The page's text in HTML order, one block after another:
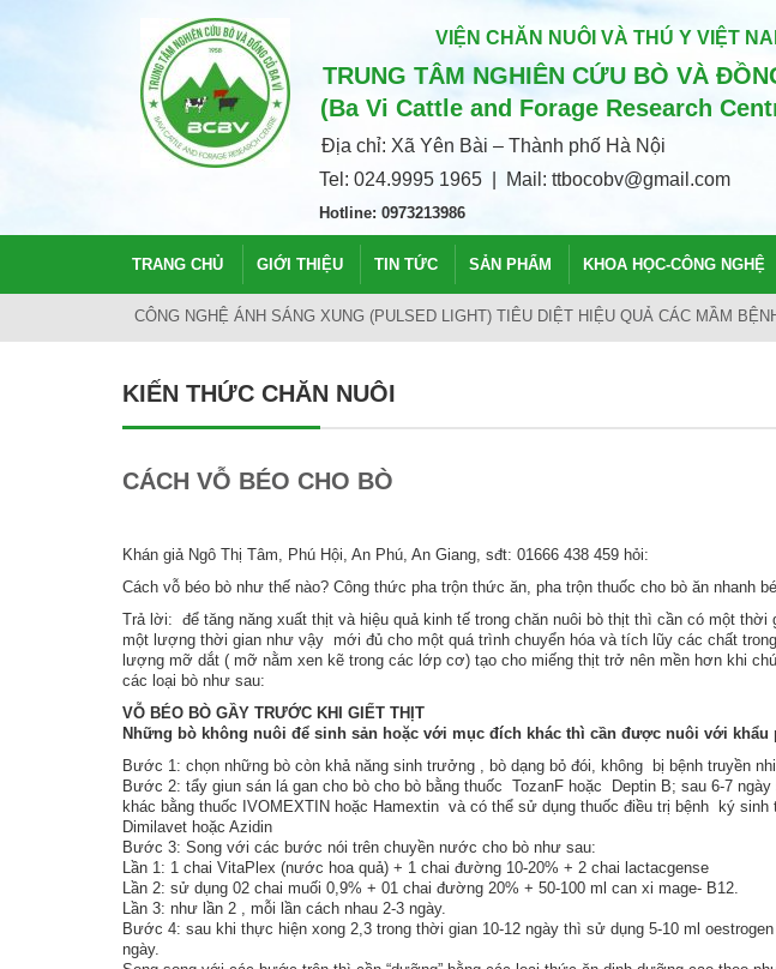
VIỆN CHĂN NUÔI VÀ THÚ Y VIỆT
TRUNG TÂM NGHIÊN CỨU BÒ VÀ
(Ba Vi Cattle and Forage Research
Địa chỉ: Xã Yên Bài – Thành phố Hà Nội
Tel: 024.9995 1965 | Mail: ttbocobv@gmail.com
Hotline: 0973213986
TRANG CHỦ GIỚI THIỆU TIN TỨC SẢN PHẨM KHOA HỌC-CÔNG NGHỆ
HÀ NỘI: CHO ĐÀN BÒ WAGYU UỐNG BIA, MASSAGE, LÀM RA THỨ THỊT BÒ DÁT
KIẾN THỨC CHĂN NUÔI
CÁCH VỖ BÉO CHO BÒ
Khán giả Ngô Thị Tâm, Phú Hội, An Phú, An Giang, sđt: 01666 438 459 hỏi:
Cách vỗ béo bò như thế nào? Công thức pha trộn thức ăn, pha trộn thuốc cho bò ăn nhanh
Trả lời: để tăng năng xuất thịt và hiệu quả kinh tế trong chăn nuôi bò thịt thì cần có một
một lượng thời gian như vậy mới đủ cho một quá trình chuyển hóa và tích lũy các chất
lượng mỡ dắt ( mỡ nằm xen kẽ trong các lớp cơ) tạo cho miếng thịt trở nên mền hơn khi
các loại bò như sau:
VỖ BÉO BÒ GẦY TRƯỚC KHI GIẾT THỊT
Những bò không nuôi để sinh sản hoặc với mục đích khác thì cần được nuôi với
Bước 1: chọn những bò còn khả năng sinh trưởng , bò dạng bỏ đói, không bị bệnh truyền
Bước 2: tẩy giun sán lá gan cho bò cho bò bằng thuốc TozanF hoặc Deptin B; sau 6-7
khác bằng thuốc IVOMEXTIN hoặc Hamextin và có thể sử dụng thuốc điều trị bệnh ký
Dimilavet hoặc Azidin
Bước 3: Song với các bước nói trên chuyền nước cho bò như sau:
Lần 1: 1 chai VitaPlex (nước hoa quả) + 1 chai đường 10-20% + 2 chai lactacgense
Lần 2: sử dụng 02 chai muối 0,9% + 01 chai đường 20% + 50-100 ml can xi mage- B12.
Lần 3: như lần 2 , mỗi lần cách nhau 2-3 ngày.
Bước 4: sau khi thực hiện xong 2,3 trong thời gian 10-12 ngày thì sử dụng 5-10 ml
ngày.